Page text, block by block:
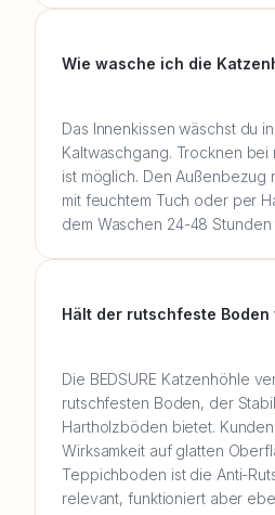
Wie wasche ich die
Das Innenkissen wäschst du
Kaltwaschgang. Trocknen
ist möglich. Den Außenbezug
mit feuchtem Tuch oder per
dem Waschen 24-48
Hält der rutschfeste
Die BEDSURE Katzenhöhle
rutschfesten Boden, der
Hartholzböden bietet.
Wirksamkeit auf glatten
Teppichboden ist die Anti-
relevant, funktioniert aber